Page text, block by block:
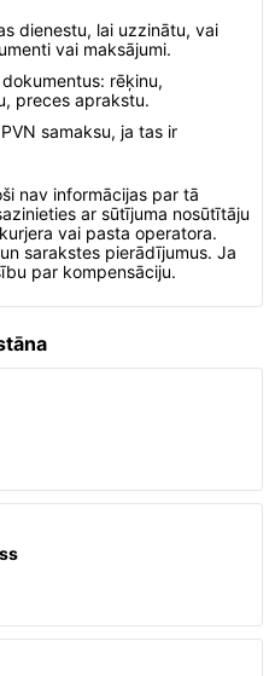
dienestu, lai uzzinātu, vai
vai maksājumi.
rēķinu,
preces aprakstu.
samaksu, ja tas ir
nav informācijas par tā
ar sūtījuma nosūtītāju
vai pasta operatora.
sarakstes pierādījumus. Ja
par kompensāciju.